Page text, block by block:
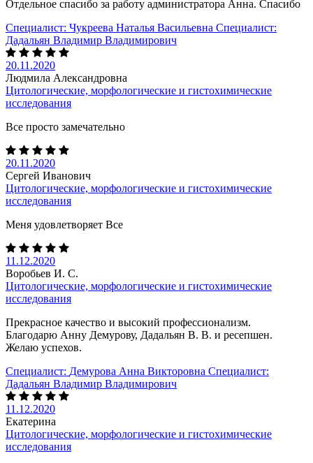
Отдельное спасибо за работу администратора Анна. Спасибо
Специалист: Чукреева Наталья Васильевна Специалист:
Дадальян Владимир Владимирович
20.11.2020
Людмила Александровна
Цитологические, морфологические и гистохимические
исследования
Все просто замечательно
20.11.2020
Сергей Иванович
Цитологические, морфологические и гистохимические
исследования
Меня удовлетворяет Все
11.12.2020
Воробьев И. С.
Цитологические, морфологические и гистохимические
исследования
Прекрасное качество и высокий профессионализм.
Благодарю Анну Демурову, Дадальян В. В. и ресепшен.
Желаю успехов.
Специалист: Демурова Анна Викторовна Специалист:
Дадальян Владимир Владимирович
11.12.2020
Екатерина
Цитологические, морфологические и гистохимические
исследования